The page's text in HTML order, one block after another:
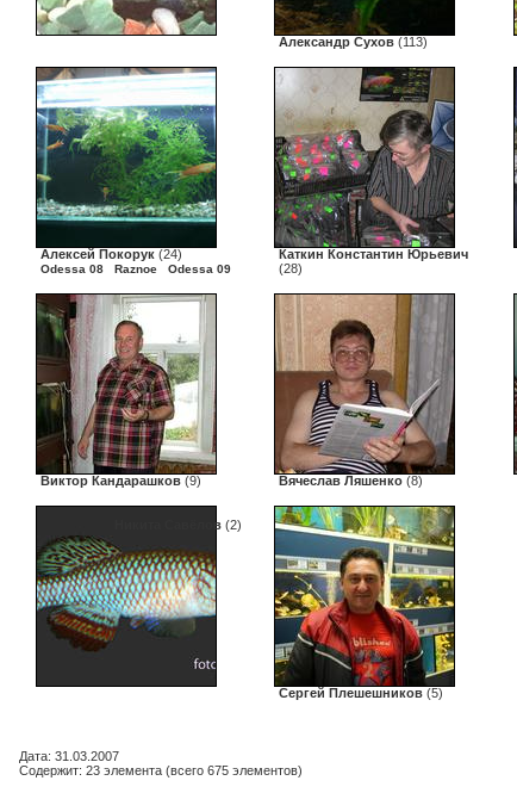
Александр Сухов (113)
Алексей Покорук (24)
Odessa 08 Raznoe Odessa 09
Каткин Константин Юрьевич
(28)
Виктор Кандарашков (9) Вячеслав Ляшенко (8)
Никита Савёлов (2)
Сергей Плешешников (5)
Дата: 31.03.2007
Содержит: 23 элемента (всего 675 элементов)